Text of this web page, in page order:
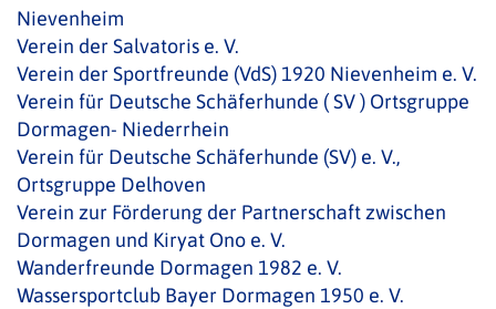
Nievenheim
Verein der Salvatoris e. V.
Verein der Sportfreunde (VdS) 1920 Nievenheim e. V.
Verein für Deutsche Schäferhunde ( SV ) Ortsgruppe
Dormagen- Niederrhein
Verein für Deutsche Schäferhunde (SV) e. V.,
Ortsgruppe Delhoven
Verein zur Förderung der Partnerschaft zwischen
Dormagen und Kiryat Ono e. V.
Wanderfreunde Dormagen 1982 e. V.
Wassersportclub Bayer Dormagen 1950 e. V.